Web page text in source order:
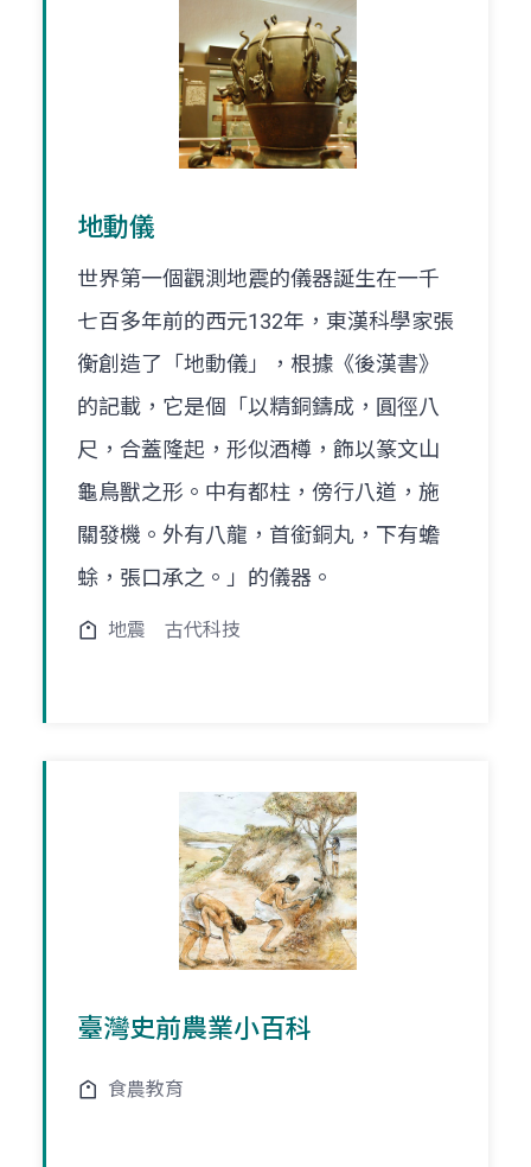
地動儀
世界第一個觀測地震的儀器誕生在一千
七百多年前的西元132年，東漢科學家張
衡創造了「地動儀」，根據《後漢書》
的記載，它是個「以精銅鑄成，圓徑八
尺，合蓋隆起，形似酒樽，飾以篆文山
龜鳥獸之形。中有都柱，傍行八道，施
關發機。外有八龍，首銜銅丸，下有蟾
蜍，張口承之。」的儀器。
地震 古代科技
臺灣史前農業小百科
食農教育